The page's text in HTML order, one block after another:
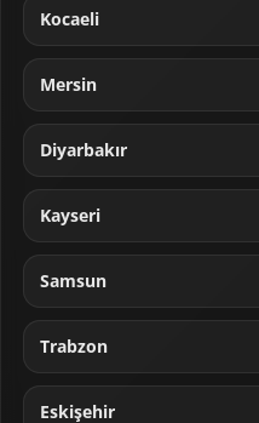
Kocaeli
Mersin
Diyarbakır
Kayseri
Samsun
Trabzon
Eskişehir